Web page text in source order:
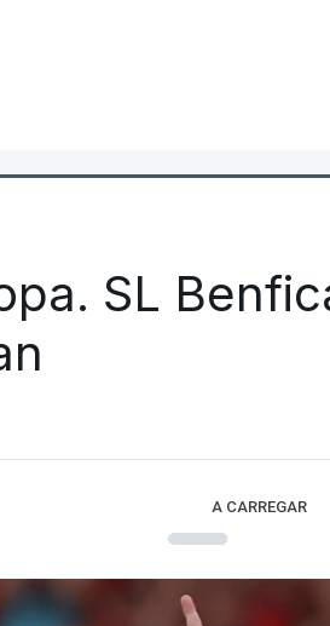
SL
A CARREGAR